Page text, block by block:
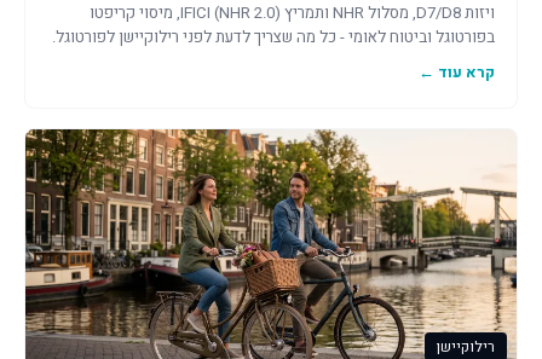
ויזות D7/D8, מסלול NHR ותמריץ IFICI (NHR 2.0), מיסוי קריפטו
בפורטוגל וביטוח לאומי - כל מה שצריך לדעת לפני רילוקיישן לפורטוגל.
קרא עוד ←
רילוקיישן